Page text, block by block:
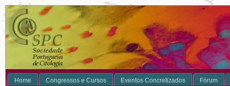
Home Congressos e Cursos Eventos Concretizados Fórum